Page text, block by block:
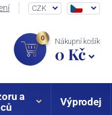
CZK
0 Nákupní košík
0 Kč
a
Výprodej